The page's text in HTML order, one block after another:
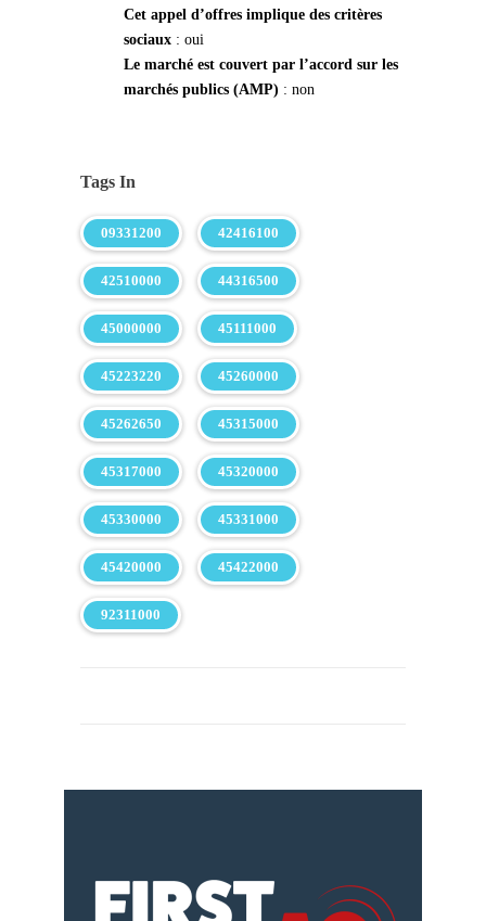
Cet appel d’offres implique des critères
sociaux : oui
Le marché est couvert par l’accord sur les
marchés publics (AMP) : non
Tags In
09331200 42416100
42510000 44316500
45000000 45111000
45223220 45260000
45262650 45315000
45317000 45320000
45330000 45331000
45420000 45422000
92311000